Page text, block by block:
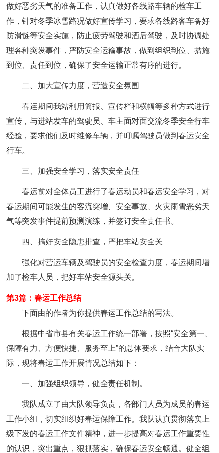
做好恶劣天气的准备工作，认真做好各线路车辆的检车工
作，针对冬季冰雪路况做好宣传学习，要求各线路客车备好
防滑链等安全实施，防止疲劳驾驶和酒后驾驶，及时协调处
理各种突发事件，严防安全运输事故，做到组织到位、措施
到位、责任到位，确保了安全运输正常有序的进行。
二、加大宣传力度，营造安全氛围
春运期间我站利用简报、宣传栏和横幅等多种方式进行
宣传，与进站发车的驾驶员、车主面对面交流冬季安全行车
经验，要求他们及时维修车辆，并叮嘱驾驶员做到春运安全
行车。
三、加强安全学习，落实安全责任
春运前对全体员工进行了春运动员和春运安全学习，对
春运期间可能发生的客流突增、安全事故、火灾雨雪恶劣天
气等突发事件提前预测演练，并签订安全责任书。
四、搞好安全隐患排查，严把车站安全关
强化对营运车辆及驾驶员的安全检查力度，春运期间增
加了检车人员，把好车站安全源头关。
第3篇：春运工作总结
下面由的作者为你提供春运工作总结的写法。
根据中省市县有关春运工作统一部署，按照“安全第一、
保障有力、方便快捷、服务至上”的总体要求，结合大队实
际，现将春运工作开展情况总结如下：
一、加强组织领导，健全责任机制。
我队成立了由大队领导负责，各部门人员为成员的春运
工作小组，切实组织好春运保障工作。我队认真贯彻落实上
级下发的春运工作文件精神，进一步提高对春运工作重要性
的认识，突出重点，狠抓落实，确保春运安全畅通。健全组